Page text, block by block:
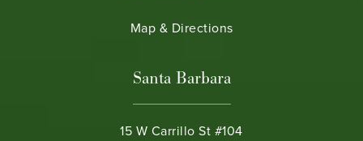
(opens in a new tab)
Map & Directions
Santa Barbara
15 W Carrillo St #104